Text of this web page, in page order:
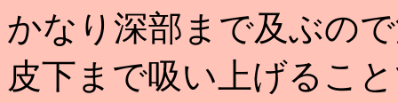
かなり深部まで及ぶの
皮下まで吸い上げるこ